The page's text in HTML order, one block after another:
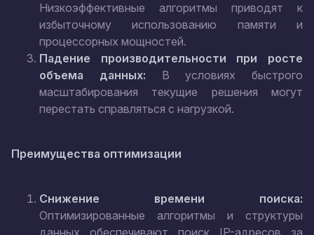
Низкоэффективные алгоритмы приводят к
избыточному использованию памяти и
процессорных мощностей.
Падение производительности при росте
объема данных: В условиях быстрого
масштабирования текущие решения могут
перестать справляться с нагрузкой.
Преимущества оптимизации
Снижение времени поиска:
Оптимизированные алгоритмы и структуры
данных обеспечивают поиск IP-адресов за